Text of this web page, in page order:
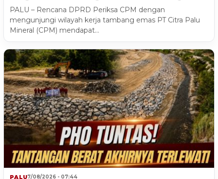
PALU – Rencana DPRD Periksa CPM dengan
mengunjungi wilayah kerja tambang emas PT Citra Palu
Mineral (CPM) mendapat…
PALU7/08/2026 - 07:44